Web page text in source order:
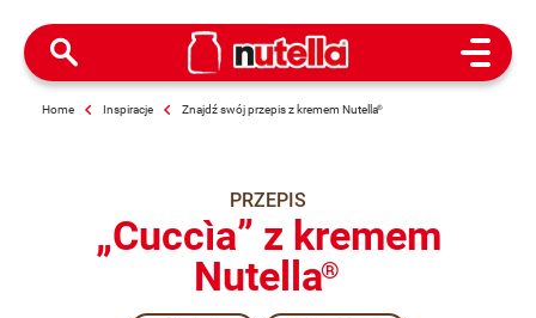
Open
Home Inspiracje Znajdź swój przepis z kremem Nutella®
PRZEPIS
„Cuccìa” z kremem
Nutella®